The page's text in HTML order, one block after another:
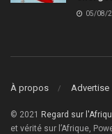
05/08/
À propos Advertise
© 2021 Regard sur
et vérité sur l’Afrique,